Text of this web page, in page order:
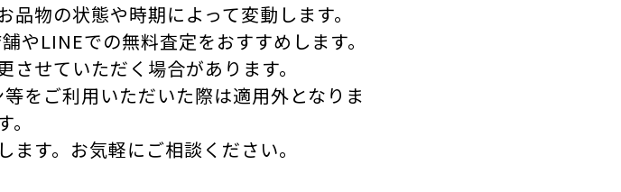
物の状態や時期によって変動します。
やLINEでの無料査定をおすすめします。
せていただく場合があります。
をご利用いただいた際は適用外となりま
。
す。 お気軽にご相談ください。